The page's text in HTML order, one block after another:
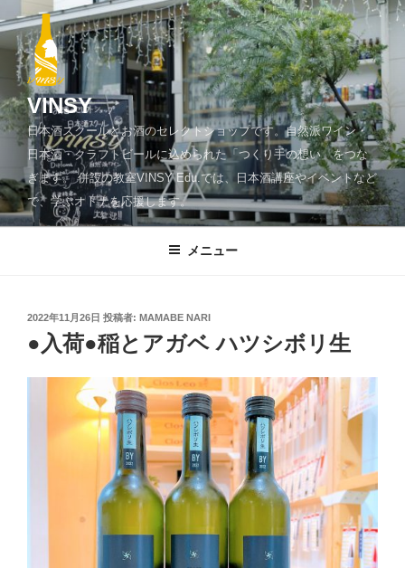
ン
ツ
へ
ッ
プ
VINSY
日本酒スクールとお酒のセレクトショップです。自然派ワイン・
日本酒・クラフトビールに込められた「つくり手の想い」をつな
ぎます。 併設の教室VINSY Edu.では、日本酒講座やイベントなど
で、学ぶオトナを応援します。
メニュー
投
日:
2022年11月26日 投稿者: MAMABE NARI
●入荷●稲とアガベ ハツシボリ生